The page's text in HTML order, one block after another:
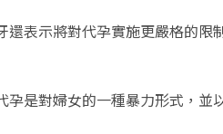
還表示將對代孕實施更嚴格的限
孕是對婦女的一種暴力形式，並